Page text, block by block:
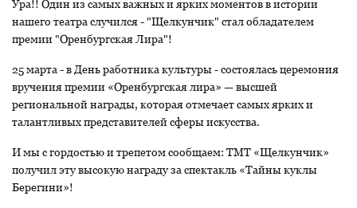
Ура!! Один из самых важных и ярких моментов в истории
нашего театра случился - "Щелкунчик" стал обладателем
премии "Оренбургская Лира"!
25 марта - в День работника культуры - состоялась церемония
вручения премии «Оренбургская лира» — высшей
региональной награды, которая отмечает самых ярких и
талантливых представителей сферы искусства.
И мы с гордостью и трепетом сообщаем: ТМТ «Щелкунчик»
получил эту высокую награду за спектакль «Тайны куклы
Берегини»!